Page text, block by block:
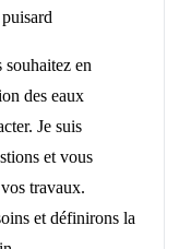
en
des eaux
Je suis
et vous
travaux.
et définirons la